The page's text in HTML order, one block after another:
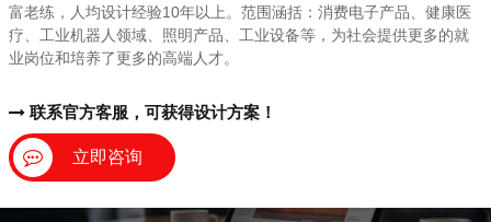
富老练，人均设计经验10年以上。范围涵括：消费电子产品、健康医
疗、工业机器人领域、照明产品、工业设备等，为社会提供更多的就
业岗位和培养了更多的高端人才。
联系官方客服，可获得设计方案！
立即咨询